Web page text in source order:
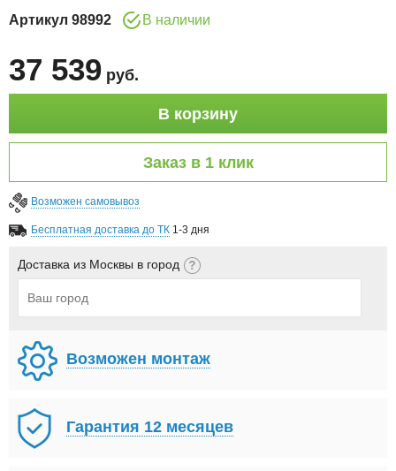
Артикул 98992 В наличии
37 539 руб.
В корзину
Заказ в 1 клик
Возможен самовывоз
Бесплатная доставка до ТК 1-3 дня
Доставка из Москвы в город
Возможен монтаж
Гарантия 12 месяцев